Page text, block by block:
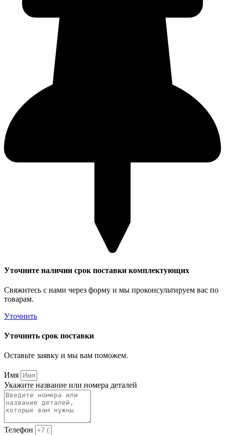
Уточните наличии срок поставки комплектующих
Свяжитесь с нами через форму и мы проконсультируем вас по
товарам.
Уточнить
Уточнить срок поставки
Оставьте заявку и мы вам поможем.
Имя
Укажите название или номера деталей
Телефон